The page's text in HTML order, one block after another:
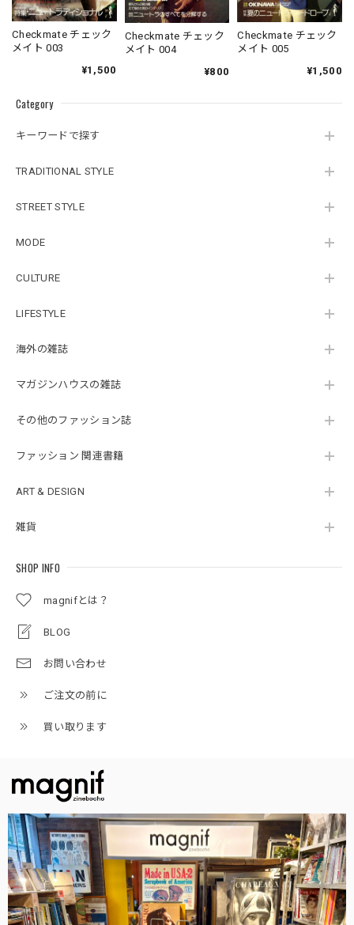
Category
キーワードで探す
TRADITIONAL STYLE
STREET STYLE
MODE
CULTURE
LIFESTYLE
海外の雑誌
マガジンハウスの雑誌
その他のファッション誌
ファッション 関連書籍
ART & DESIGN
雑貨
SHOP INFO
magnifとは？
BLOG
お問い合わせ
ご注文の前に
買い取ります
Checkmate チェック
メイト 003
¥1,500
Checkmate チェック
メイト 004
¥800
Checkmate チェック
メイト 005
¥1,500